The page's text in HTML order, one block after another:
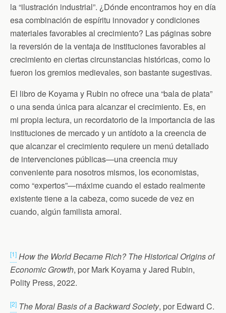
la “ilustración industrial”. ¿Dónde encontramos hoy en día
esa combinación de espíritu innovador y condiciones
materiales favorables al crecimiento? Las páginas sobre
la reversión de la ventaja de instituciones favorables al
crecimiento en ciertas circunstancias históricas, como lo
fueron los gremios medievales, son bastante sugestivas.
El libro de Koyama y Rubin no ofrece una “bala de plata”
o una senda única para alcanzar el crecimiento. Es, en
mi propia lectura, un recordatorio de la importancia de las
instituciones de mercado y un antídoto a la creencia de
que alcanzar el crecimiento requiere un menú detallado
de intervenciones públicas—una creencia muy
conveniente para nosotros mismos, los economistas,
como “expertos”—máxime cuando el estado realmente
existente tiene a la cabeza, como sucede de vez en
cuando, algún familista amoral.
[1] How the World Became Rich? The Historical Origins of
Economic Growth, por Mark Koyama y Jared Rubin,
Polity Press, 2022.
[2] The Moral Basis of a Backward Society, por Edward C.